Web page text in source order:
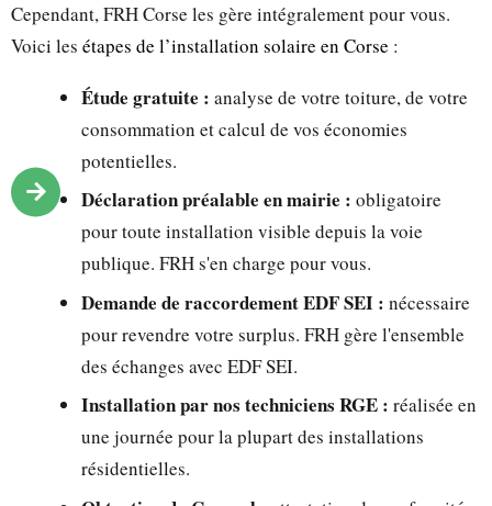
Cependant, FRH Corse les gère intégralement pour vous.
Voici les étapes de l’installation solaire en Corse :
Étude gratuite : analyse de votre toiture, de votre
consommation et calcul de vos économies
potentielles.
Déclaration préalable en mairie : obligatoire
pour toute installation visible depuis la voie
publique. FRH s'en charge pour vous.
Demande de raccordement EDF SEI : nécessaire
pour revendre votre surplus. FRH gère l'ensemble
des échanges avec EDF SEI.
Installation par nos techniciens RGE : réalisée en
une journée pour la plupart des installations
résidentielles.